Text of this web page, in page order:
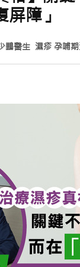
障」
鵬醫生 濕疹 孕哺